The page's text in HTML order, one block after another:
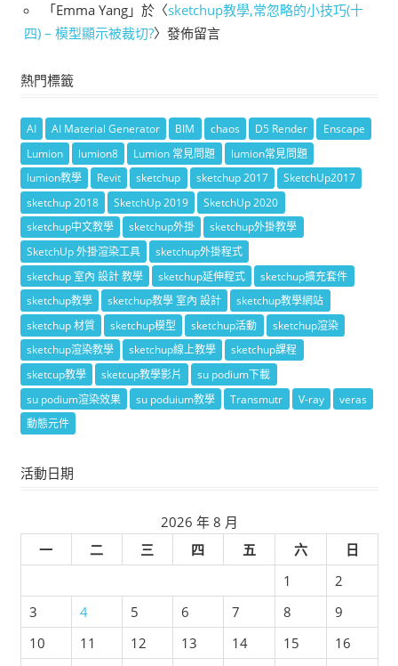
「Emma Yang 」於〈sketchup教學,常忽略的小技巧(十
四) – 模型顯示被裁切?〉發佈留言
熱門標籤
AI AI Material Generator BIM chaos D5 Render
Enscape
Lumion
lumion8 Lumion 常見問題
lumion常見問題
lumion教學
Revit sketchup sketchup 2017
SketchUp2017
sketchup 2018
SketchUp 2019
SketchUp 2020
sketchup中文教學
sketchup外掛
sketchup外掛教學
SketchUp 外掛渲染工具
sketchup外掛程式
sketchup 室內 設計 教學
sketchup延伸程式
sketchup擴充套件
sketchup教學
sketchup教學 室內 設計
sketchup教學網站
sketchup 材質
sketchup模型 sketchup活動
sketchup渲染
sketchup渲染教學
sketchup線上教學
sketchup課程
sketcup教學
sketcup教學影片
su podium下載
su podium渲染效果
su poduium教學 Transmutr V-ray
veras
動態元件
活動日期
2026 年 8 月
一
二 三 四 五 六
日
1
2
3
4 5 6 7 8
9
10
11 12 13 14 15
16